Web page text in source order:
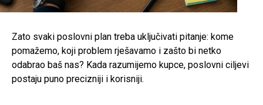
Zato svaki poslovni plan treba uključivati pitanje: kome
pomažemo, koji problem rješavamo i zašto bi netko
odabrao baš nas? Kada razumijemo kupce, poslovni ciljevi
postaju puno precizniji i korisniji.